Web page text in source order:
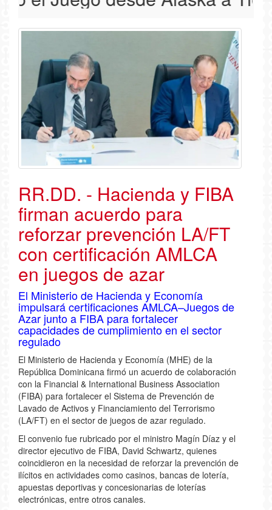
RR.DD. - Hacienda y FIBA
firman acuerdo para
reforzar prevención LA/FT
con certificación AMLCA
en juegos de azar
El Ministerio de Hacienda y Economía
impulsará certificaciones AMLCA–Juegos de
Azar junto a FIBA para fortalecer
capacidades de cumplimiento en el sector
regulado
El Ministerio de Hacienda y Economía (MHE) de la
República Dominicana firmó un acuerdo de colaboración
con la Financial & International Business Association
(FIBA) para fortalecer el Sistema de Prevención de
Lavado de Activos y Financiamiento del Terrorismo
(LA/FT) en el sector de juegos de azar regulado.
El convenio fue rubricado por el ministro Magín Díaz y el
director ejecutivo de FIBA, David Schwartz, quienes
coincidieron en la necesidad de reforzar la prevención de
ilícitos en actividades como casinos, bancas de lotería,
apuestas deportivas y concesionarias de loterías
electrónicas, entre otros canales.